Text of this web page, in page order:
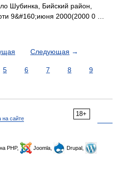
Шубинка, Бийский район,
9&#160;июня 2000(2000 0 …
Следующая →
5 6 7 8
9
18+
на сайте
PHP, Joomla,
Drupal,